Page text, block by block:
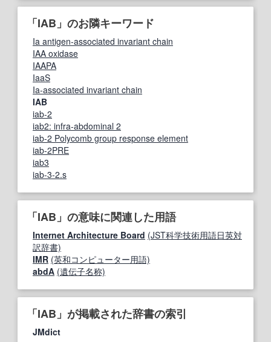
「IAB」のお隣キーワード
Ia antigen-associated invariant chain
IAA oxidase
IAAPA
IaaS
Ia-associated invariant chain
IAB
iab-2
iab2: infra-abdominal 2
iab-2 Polycomb group response element
iab-2PRE
iab3
iab-3-2.s
「IAB」の意味に関連した用語
Internet Architecture Board (JST科学技術用語日英対
訳辞書)
IMR (英和コンピューター用語)
abdA (遺伝子名称)
「IAB」が掲載された辞書の索引
JMdict